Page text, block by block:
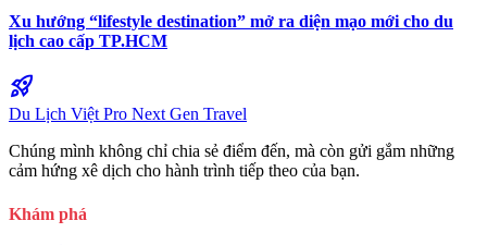
Xu hướng “lifestyle destination” mở ra diện mạo mới cho du
lịch cao cấp TP.HCM
rocket_launch
Du Lịch Việt Pro Next Gen Travel
Chúng mình không chỉ chia sẻ điểm đến, mà còn gửi gắm những
cảm hứng xê dịch cho hành trình tiếp theo của bạn.
Khám phá